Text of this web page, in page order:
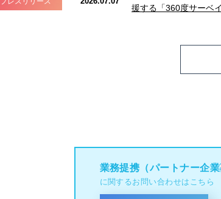
援する「360度サーベ
業務提携（パートナー企業
に関するお問い合わせはこちら